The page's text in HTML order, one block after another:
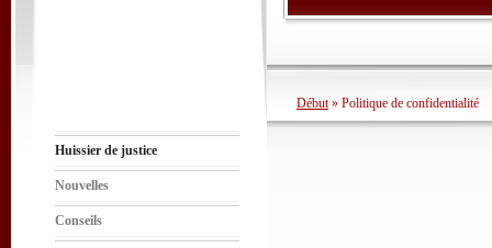
Huissier de justice
Nouvelles
Conseils
Début» Politique de confidentialité